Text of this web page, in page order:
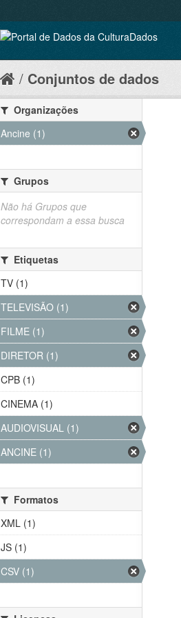
Conjuntos de dados
Organizações
Ancine (1)
Grupos
Não há Grupos que
correspondam a essa busca
Etiquetas
TV (1)
TELEVISÃO (1)
FILME (1)
DIRETOR (1)
CPB (1)
CINEMA (1)
AUDIOVISUAL (1)
ANCINE (1)
Formatos
XML (1)
JS (1)
CSV (1)